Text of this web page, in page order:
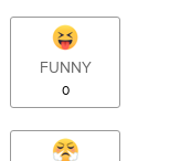
FUNNY
0